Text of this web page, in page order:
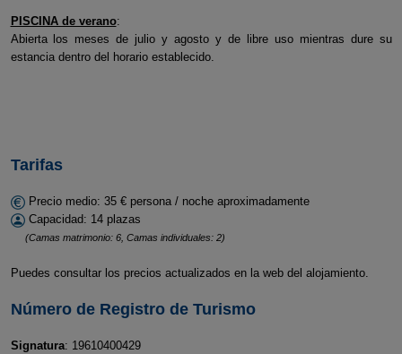
PISCINA de verano:
Abierta los meses de julio y agosto y de libre uso mientras dure su
estancia dentro del horario establecido.
Tarifas
Precio medio: 35 € persona / noche aproximadamente
Capacidad: 14 plazas
(Camas matrimonio: 6, Camas individuales: 2)
Puedes consultar los precios actualizados en la web del alojamiento.
Número de Registro de Turismo
Signatura: 19610400429